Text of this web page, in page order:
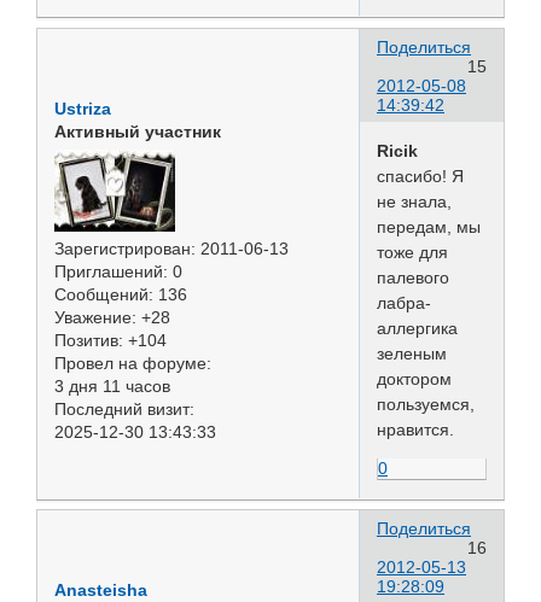
Поделиться
15
2012-05-08
14:39:42
Ustriza
Активный участник
Зарегистрирован: 2011-06-13
Приглашений: 0
Сообщений: 136
Уважение: +28
Позитив: +104
Провел на форуме:
3 дня 11 часов
Последний визит:
2025-12-30 13:43:33
Ricik
спасибо! Я
не знала,
передам, мы
тоже для
палевого
лабра-
аллергика
зеленым
доктором
пользуемся,
нравится.
0
Поделиться
16
2012-05-13
19:28:09
Anasteisha